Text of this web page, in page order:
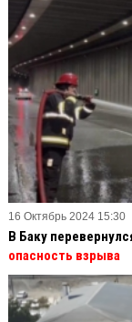
16 Октябрь 2024 15:30
В Баку
опасность взрыва